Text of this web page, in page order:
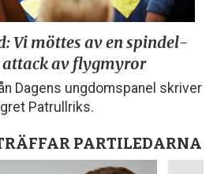
Vi möttesav en spindel­­
attack av flygmyror
Dagens ungdomspanel skriver
Patrullriks.
PARTILEDARNA